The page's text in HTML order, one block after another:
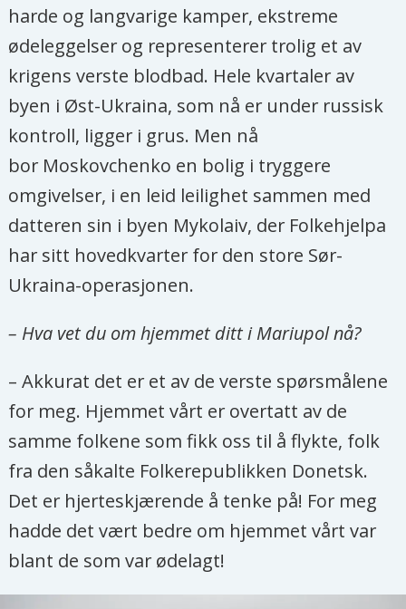
harde og langvarige kamper, ekstreme
ødeleggelser og representerer trolig et av
krigens verste blodbad. Hele kvartaler av
byen i Øst-Ukraina, som nå er under russisk
kontroll, ligger i grus. Men nå
bor Moskovchenko en bolig i tryggere
omgivelser, i en leid leilighet sammen med
datteren sin i byen Mykolaiv, der Folkehjelpa
har sitt hovedkvarter for den store Sør-
Ukraina-operasjonen.
– Hva vet du om hjemmet ditt i Mariupol nå?
– Akkurat det er et av de verste spørsmålene
for meg. Hjemmet vårt er overtatt av de
samme folkene som fikk oss til å flykte, folk
fra den såkalte Folkerepublikken Donetsk.
Det er hjerteskjærende å tenke på! For meg
hadde det vært bedre om hjemmet vårt var
blant de som var ødelagt!